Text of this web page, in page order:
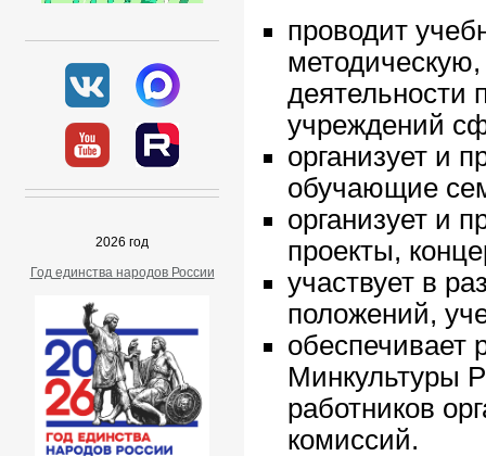
2026 год
Год единства народов России
проводит
деятельности
учреждений
организует и
обучающие
организует и
проекты,
участвует в
положений,
обеспечивает
Минкультуры
работников
комиссий.